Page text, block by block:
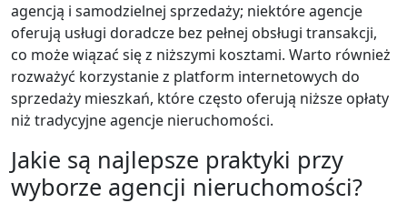
agencją i samodzielnej sprzedaży; niektóre agencje
oferują usługi doradcze bez pełnej obsługi transakcji,
co może wiązać się z niższymi kosztami. Warto również
rozważyć korzystanie z platform internetowych do
sprzedaży mieszkań, które często oferują niższe opłaty
niż tradycyjne agencje nieruchomości.
Jakie są najlepsze praktyki przy
wyborze agencji nieruchomości?